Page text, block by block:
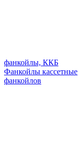
фанкойлы, ККБ
Фанкойлы кассетные
фанкойлов